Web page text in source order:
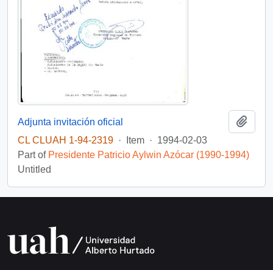
Adjunta invitación oficial
CL CLUAH 1-94-2319 · Item · 1994-02-03
Part of Presidente Patricio Aylwin Azócar (1990-1994)
Untitled